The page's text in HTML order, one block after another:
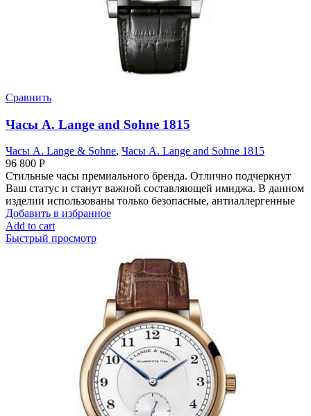
Сравнить
Часы A. Lange and Sohne 1815
Часы A. Lange & Sohne, Часы A. Lange and Sohne 1815
96 800 Р
Стильные часы премиального бренда. Отлично подчеркнут
Ваш статус и станут важной составляющей имиджа. В данном
изделии использованы только безопасные, антиаллергенные
Добавить в избранное
Add to cart
Быстрый просмотр